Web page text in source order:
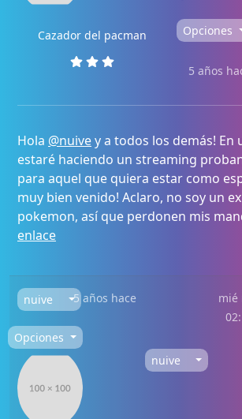
Cazador del pacman Opciones
5 años
Hola @nuivey a todos los demás! En
estaré haciendo un streaming
para aquel que quiera estar como
muy bien venido! Aclaro, no soy un
pokemon, así que perdonen mis
enlace
nuive 5 años hace
mié
Opciones
nuive